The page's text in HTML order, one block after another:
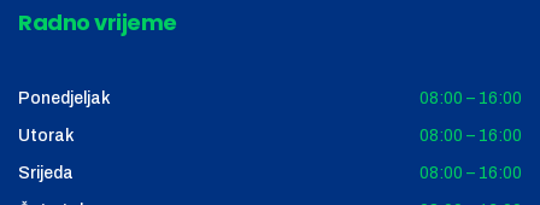
Radno vrijeme
Ponedjeljak 08:00 – 16:00
Utorak 08:00 – 16:00
Srijeda 08:00 – 16:00